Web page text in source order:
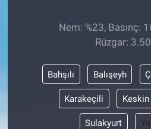
Nem: %23, Basınç:
Rüzgar:
Bahşılı Balışeyh
Karakeçili Keskin
Sulakyurt